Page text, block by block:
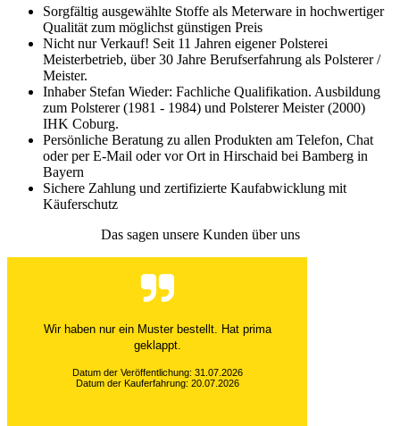
Sorgfältig ausgewählte Stoffe als Meterware in hochwertiger
Qualität zum möglichst günstigen Preis
Nicht nur Verkauf! Seit 11 Jahren eigener Polsterei
Meisterbetrieb, über 30 Jahre Berufserfahrung als Polsterer /
Meister.
Inhaber Stefan Wieder: Fachliche Qualifikation. Ausbildung
zum Polsterer (1981 - 1984) und Polsterer Meister (2000)
IHK Coburg.
Persönliche Beratung zu allen Produkten am Telefon, Chat
oder per E-Mail oder vor Ort in Hirschaid bei Bamberg in
Bayern
Sichere Zahlung und zertifizierte Kaufabwicklung mit
Käuferschutz
Das sagen unsere Kunden über uns
Wir haben nur ein Muster bestellt. Hat prima
geklappt.
Datum der Veröffentlichung: 31.07.2026
Datum der Kauferfahrung: 20.07.2026